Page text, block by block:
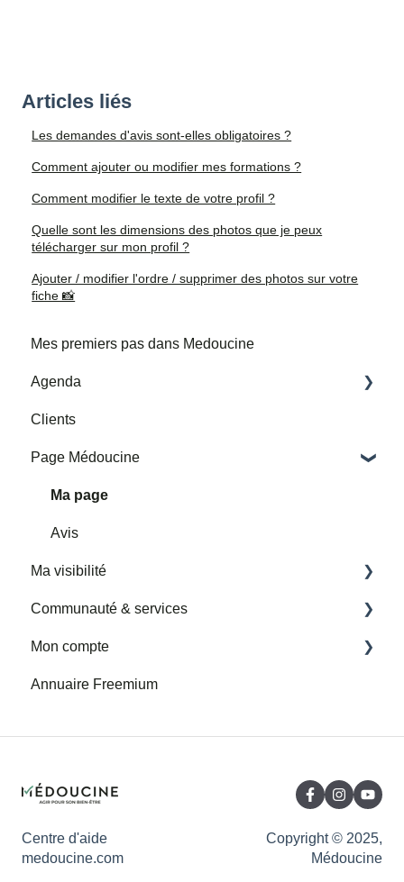
Articles liés
Les demandes d'avis sont-elles obligatoires ?
Comment ajouter ou modifier mes formations ?
Comment modifier le texte de votre profil ?
Quelle sont les dimensions des photos que je peux
télécharger sur mon profil ?
Ajouter / modifier l'ordre / supprimer des photos sur votre
fiche 📸
Mes premiers pas dans Medoucine
Agenda
Mes horaires et adresses de consultation
Mes rendez-vous
Importer un agenda google tiers
Clients
Page Médoucine
Ma page
Avis
Ma visibilité
Partenariats Medoucine
Permettre la prise de rendez-vous en ligne
Google My Business
Communauté & services
Nouvelle rubrique Services et Communauté
Presse
Mon compte
Facturation
Annuaire Freemium
Centre d'aide
medoucine.com
Copyright © 2025,
Médoucine